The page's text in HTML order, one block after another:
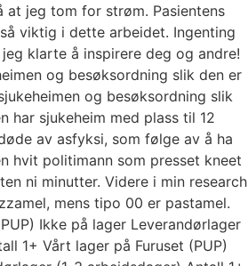
at jeg tom for strøm. Pasientens
viktig i dette arbeidet. Ingenting
klarte å inspirere deg og andre!
og besøksordning slik den er
og besøksordning slik
har sjukeheim med plass til 12
av asfyksi, som følge av å ha
hvit politimann som presset kneet
ni minutter. Videre i min research
mens tipo 00 er pastamel.
Ikke på lager Leverandørlager
1+ Vårt lager på Furuset (PUP)